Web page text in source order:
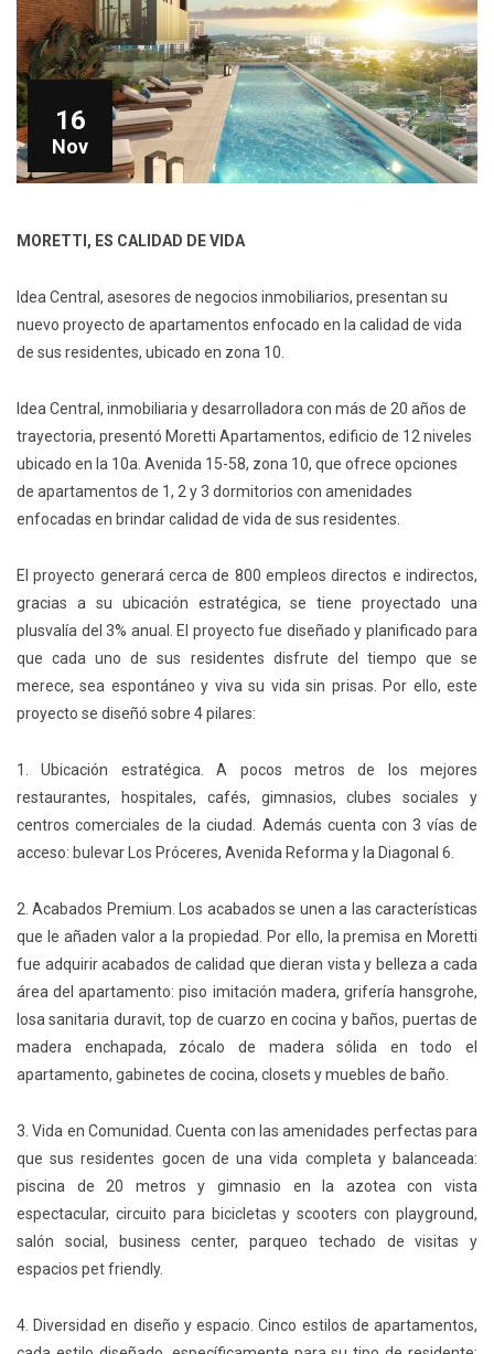
16
Nov
MORETTI, ES CALIDAD DE VIDA
Idea Central, asesores de negocios inmobiliarios, presentan su
nuevo proyecto de apartamentos enfocado en la calidad de vida
de sus residentes, ubicado en zona 10.
Idea Central, inmobiliaria y desarrolladora con más de 20 años de
trayectoria, presentó Moretti Apartamentos, edificio de 12 niveles
ubicado en la 10a. Avenida 15-58, zona 10, que ofrece opciones
de apartamentos de 1, 2 y 3 dormitorios con amenidades
enfocadas en brindar calidad de vida de sus residentes.
El proyecto generará cerca de 800 empleos directos e indirectos,
gracias a su ubicación estratégica, se tiene proyectado una
plusvalía del 3% anual. El proyecto fue diseñado y planificado para
que cada uno de sus residentes disfrute del tiempo que se
merece, sea espontáneo y viva su vida sin prisas. Por ello, este
proyecto​ se diseñó sobre 4 pilares:
1. Ubicación estratégica. A pocos metros de los mejores
restaurantes, hospitales, cafés, gimnasios, clubes sociales y
centros comerciales de la ciudad. Además cuenta con 3 vías de
acceso: bulevar Los Próceres, Avenida Reforma y la Diagonal 6.
2. Acabados Premium​. Los acabados se unen a las características
que le añaden valor a la propiedad. Por ello, la premisa en Moretti
fue adquirir​ acabados de calidad que dieran vista y belleza a cada
área del apartamento:​ ​piso imitación madera, grifería ​hansgrohe,
losa sanitaria duravit​, top de cuarzo​ en cocina y baños, puertas de
madera enchapada, zócalo​ de madera sólida​ en todo el
apartamento, gabinetes de cocina, closets y muebles de baño.
3. Vida en Comunidad. Cuenta con las amenidades perfectas para
que sus residentes gocen de una vida completa y balanceada:
piscina de 20 metros y gimnasio en la azotea con vista
espectacular, circuito para bicicletas y scooters con playground,
salón social, business center, parqueo techado de visitas y
espacios pet friendly.
4. Diversidad en diseño y espacio. Cinco estilos de apartamentos,